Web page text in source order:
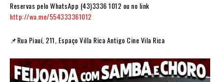
Reservas pelo WhatsApp (43)3336 1012 ou no link
http://wa.me/554333361012
📌Rua Piauí, 211, Espaço Villa Rica Antigo Cine Vila Rica